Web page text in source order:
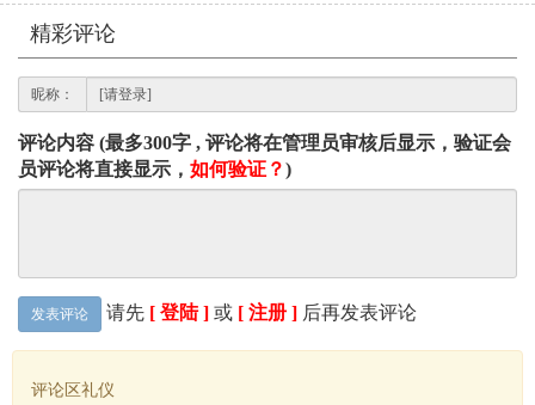
精彩评论
昵称：
评论内容 (最多300字 , 评论将在管理员审核后显示，验证会
员评论将直接显示， 如何验证？)
发表评论 请先 [ 登陆 ] 或 [ 注册 ] 后再发表评论
评论区礼仪